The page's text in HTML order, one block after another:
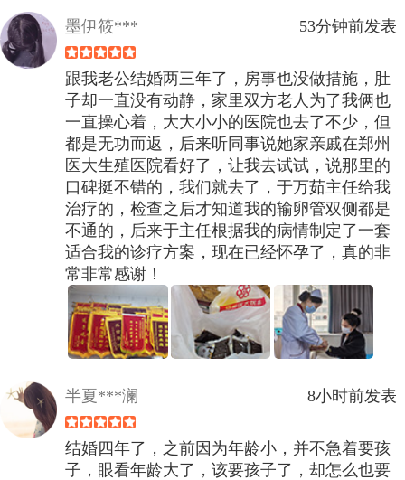
墨伊筱*** 53分钟前发表
跟我老公结婚两三年了，房事也没做措施，肚
子却一直没有动静，家里双方老人为了我俩也
一直操心着，大大小小的医院也去了不少，但
都是无功而返，后来听同事说她家亲戚在郑州
医大生殖医院看好了，让我去试试，说那里的
口碑挺不错的，我们就去了，于万茹主任给我
治疗的，检查之后才知道我的输卵管双侧都是
不通的，后来于主任根据我的病情制定了一套
适合我的诊疗方案，现在已经怀孕了，真的非
常非常感谢！
半夏***澜 8小时前发表
结婚四年了，之前因为年龄小，并不急着要孩
子，眼看年龄大了，该要孩子了，却怎么也要